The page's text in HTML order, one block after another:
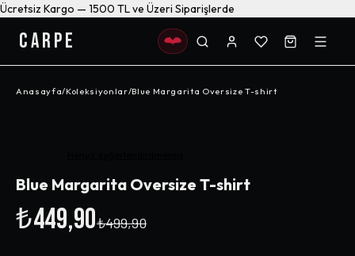
Ücretsiz Kargo — 1500 TL ve Üzeri Siparişlerde
CARPE
Anasayfa/Koleksiyonlar/Blue Margarita Oversize T-shirt
Blue Margarita Oversize T-shirt
₺449,90₺499,90